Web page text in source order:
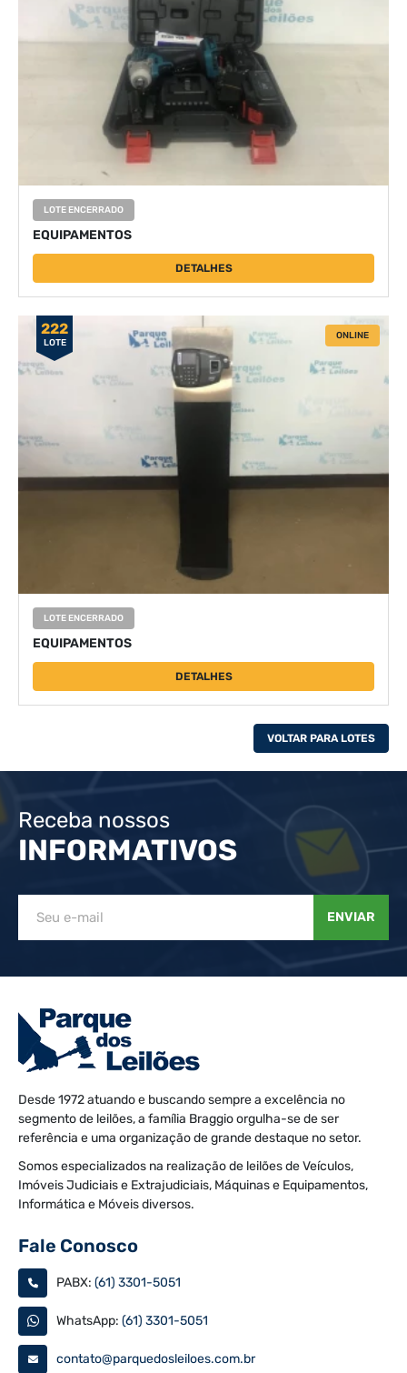
LOTE ENCERRADO
EQUIPAMENTOS
DETALHES
222
LOTE
ONLINE
LOTE ENCERRADO
EQUIPAMENTOS
DETALHES
VOLTAR PARA LOTES
Receba nossos
INFORMATIVOS
ENVIAR
Desde 1972 atuando e buscando sempre a excelência no
segmento de leilões, a família Braggio orgulha-se de ser
referência e uma organização de grande destaque no setor.
Somos especializados na realização de leilões de Veículos,
Imóveis Judiciais e Extrajudiciais, Máquinas e Equipamentos,
Informática e Móveis diversos.
Fale Conosco
PABX: (61) 3301-5051
WhatsApp: (61) 3301-5051
contato@parquedosleiloes.com.br